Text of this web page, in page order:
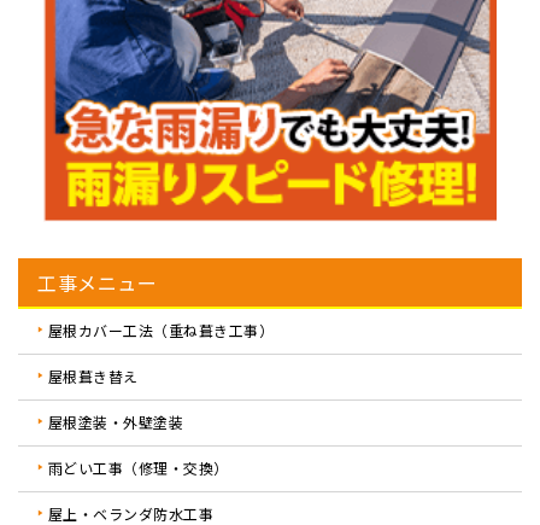
工事メニュー
屋根カバー工法（重ね葺き工事）
屋根葺き替え
屋根塗装・外壁塗装
雨どい工事（修理・交換）
屋上・ベランダ防水工事